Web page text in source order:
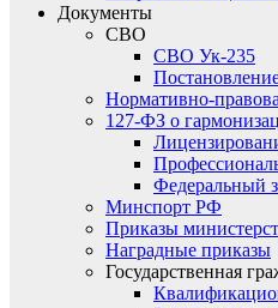
Документы
СВО
СВО Ук-235
Нормативно-
127-ФЗ о
Федеральный
Минспорт РФ
Приказы
Наградные приказы
Государственная